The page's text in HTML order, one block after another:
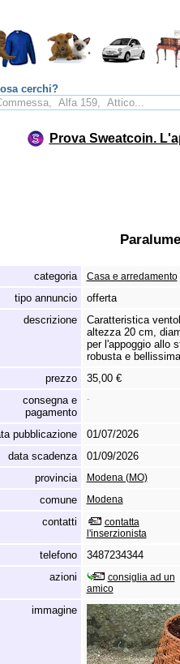
cerchi?
Prova Sweatcoin.
categoria Casa e arredamento
tipo annuncio
offerta
descrizione
Caratteristica
altezza 20 cm,
per l'appoggio allo
robusta e
prezzo
35,00 €
consegna e
pagamento
-
pubblicazione
01/07/2026
data scadenza
01/09/2026
provincia
Modena (MO)
comune Modena
contatti
contatta
l'inserzionista
telefono
3487234344
azioni
consiglia ad un
amico
immagine